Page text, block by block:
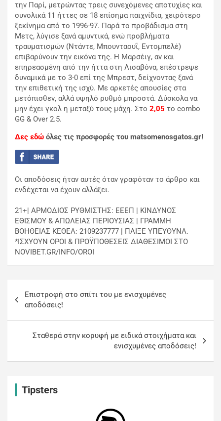
την Παρί, μετρώντας τρεις συνεχόμενες αποτυχίες και
συνολικά 11 ήττες σε 18 επίσημα παιχνίδια, χειρότερο
ξεκίνημα από το 1996-97. Παρά το προβάδισμα στη
Μετς, λύγισε ξανά αμυντικά, ενώ προβλήματα
τραυματισμών (Ντάντε, Μπουνταουΐ, Εντομπελέ)
επιβαρύνουν την εικόνα της. Η Μαρσέιγ, αν και
επηρεασμένη από την ήττα στη Λισαβόνα, επέστρεψε
δυναμικά με το 3-0 επί της Μπρεστ, δείχνοντας ξανά
την επιθετική της ισχύ. Με αρκετές απουσίες στα
μετόπισθεν, αλλά υψηλό ρυθμό μπροστά. Δύσκολα να
μην έχει γκολ η μεταξύ τους μάχη. Στο 2,05 το combo
GG & Over 2.5.
Δες εδώ όλες τις προσφορές του matsomenosgatos.gr!
Οι αποδόσεις ήταν αυτές όταν γραφόταν το άρθρο και
ενδέχεται να έχουν αλλάξει.
21+| ΑΡΜΟΔΙΟΣ ΡΥΘΜΙΣΤΗΣ: ΕΕΕΠ | ΚΙΝΔΥΝΟΣ
ΕΘΙΣΜΟΥ & ΑΠΩΛΕΙΑΣ ΠΕΡΙΟΥΣΙΑΣ | ΓΡΑΜΜΗ
ΒΟΗΘΕΙΑΣ ΚΕΘΕΑ: 2109237777 | ΠΑΙΞΕ ΥΠΕΥΘΥΝΑ.
*ΙΣΧΥΟΥΝ ΟΡΟΙ & ΠΡΟΫΠΟΘΕΣΕΙΣ ΔΙΑΘΕΣΙΜΟΙ ΣΤΟ
NOVIBET.GR/INFO/OROI
Eπιστροφή στο σπίτι του με ενισχυμένες
αποδόσεις!
Σταθερά στην κορυφή με ειδικά στοιχήματα και
ενισχυμένες αποδόσεις!
Tipsters